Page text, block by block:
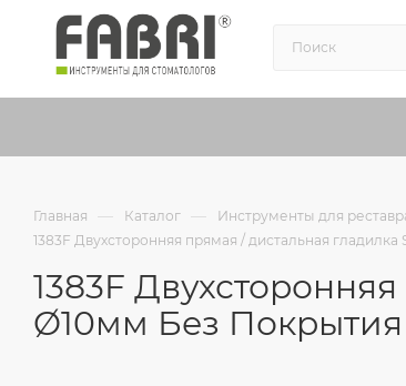
Главная — Каталог — Инструменты для
1383F Двухсторонняя прямая / дистальная
1383F
Ø10мм Без Покрытия